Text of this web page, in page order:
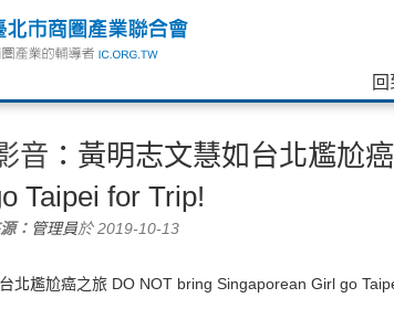
音 ：黃明志文慧如台北尷尬
Taipei for Trip!
： 管理員於 2019-10-13
北尷尬癌之旅 DO NOT bring Singaporean Girl go